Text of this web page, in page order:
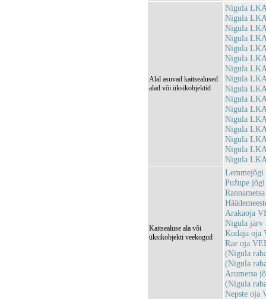
Alal asuvad kaitsealused
alad või üksikobjektid
Nigula
Nigula
Nigula
Nigula
Nigula
Nigula
Nigula
Nigula
Nigula
Nigula
Nigula
Nigula
Nigula
Nigula
Nigula
Nigula
Kaitsealuse ala või
üksikobjekti veekogud
Lemmejõgi
Pužupe
Arakaoja
Nigula järv
Kodaja oja
Rae oja
(Nigula
(Nigula
Arumetsa
(Nigula
Nepste oja